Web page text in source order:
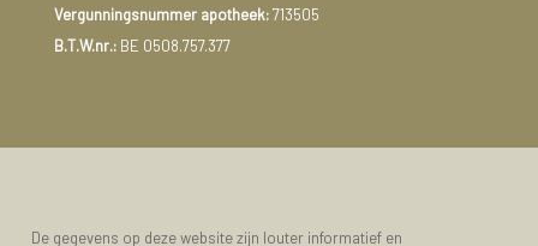
Vergunningsnummer apotheek:713505
B.T.W.nr.:BE 0508.757.377
De gegevens op deze website zijn louter informatief en